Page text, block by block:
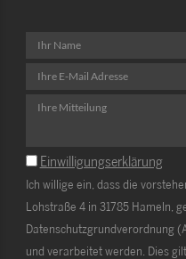
Einwilligungserklärung
Ich willige ein, dass die
Lohstraße 4 in 31785 Hameln,
Datenschutzgrundverordnung
und verarbeitet werden. Dies